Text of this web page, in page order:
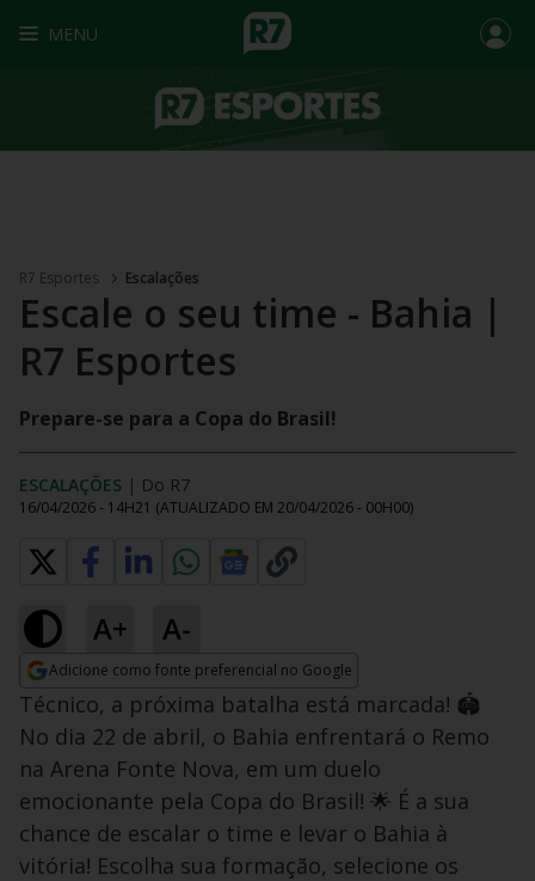
MENU
R7 Esportes Escalações
Escale o seu time - Bahia |
R7 Esportes
Prepare-se para a Copa do Brasil!
ESCALAÇÕES | Do R7
16/04/2026 - 14H21 (ATUALIZADO EM 20/04/2026 - 00H00)
A+ A-
Adicione como fonte preferencial no Google
Opens in new window
Técnico, a próxima batalha está marcada! 🏟️
No dia 22 de abril, o Bahia enfrentará o Remo
na Arena Fonte Nova, em um duelo
emocionante pela Copa do Brasil! 🌟 É a sua
chance de escalar o time e levar o Bahia à
vitória! Escolha sua formação, selecione os